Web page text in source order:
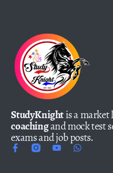
StudyKnightis a
coachingand mock test
exams and job posts.